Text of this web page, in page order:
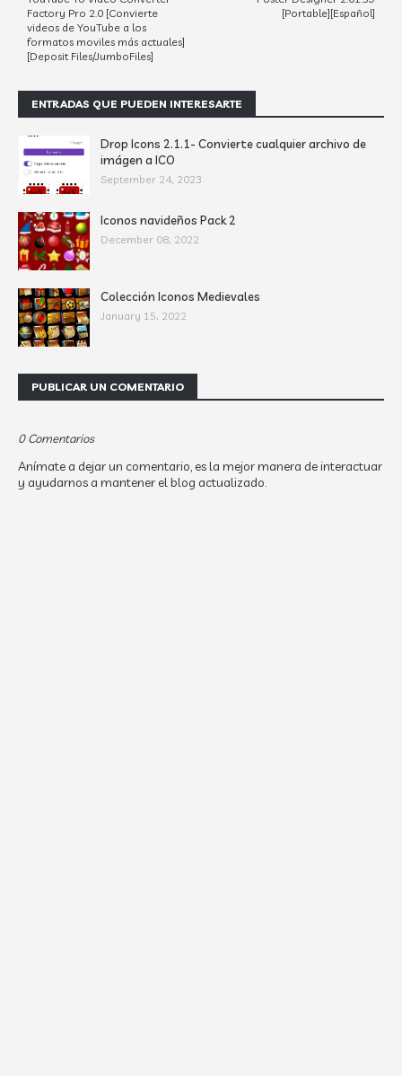
[Portable][Español]
Factory Pro 2.0 [Convierte
videos de YouTube a los
formatos moviles más actuales]
[Deposit Files/JumboFiles]
ENTRADAS QUE PUEDEN INTERESARTE
Drop Icons 2.1.1- Convierte cualquier archivo de
imágen a ICO
September 24, 2023
Iconos navideños Pack 2
December 08, 2022
Colección Iconos Medievales
January 15, 2022
PUBLICAR UN COMENTARIO
0 Comentarios
Anímate a dejar un comentario, es la mejor manera de interactuar
y ayudarnos a mantener el blog actualizado.